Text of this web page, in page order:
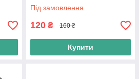
Під замовлення
120 ₴ 160 ₴
Купити